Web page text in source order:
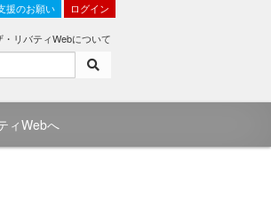
援のお願い ログイン
・リバティWebについて
ィWebへ